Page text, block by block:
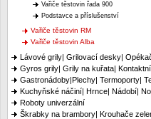
Vařiče těstovin řada 900
Podstavce a příslušenství
Vařiče těstovin RM
Vařiče těstovin Alba
Lávové grily| Grilovací desky|
Gyros grily| Grily na kuřata|
Gastronádoby|Plechy| Termoporty|
Kuchyňské náčiní| Hrnce| Nádobí|
Roboty univerzální
Škrabky na brambory| Krouhače